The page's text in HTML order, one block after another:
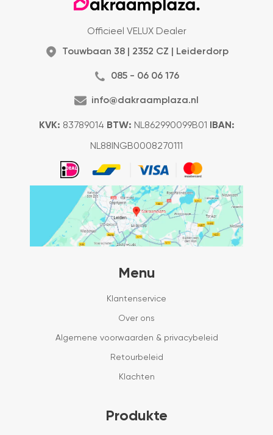
Officieel VELUX Dealer
Touwbaan 38 | 2352 CZ | Leiderdorp
085 - 06 06 176
info@dakraamplaza.nl
KVK: 83789014 BTW: NL862990099B01 IBAN:
NL88INGB0008270111
Menu
Klantenservice
Over ons
Algemene voorwaarden & privacybeleid
Retourbeleid
Klachten
Produkte